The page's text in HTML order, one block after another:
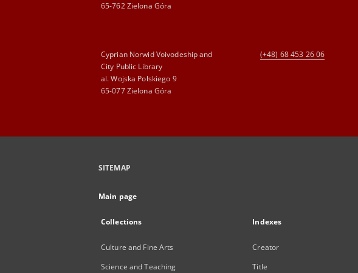
65-762 Zielona Góra
Cyprian Norwid Voivodeship and
City Public Library
al. Wojska Polskiego 9
65-077 Zielona Góra
(+48) 68 453 26 06
SITEMAP
Main page
Collections
Culture and Fine Arts
Science and Teaching
Indexes
Creator
Title